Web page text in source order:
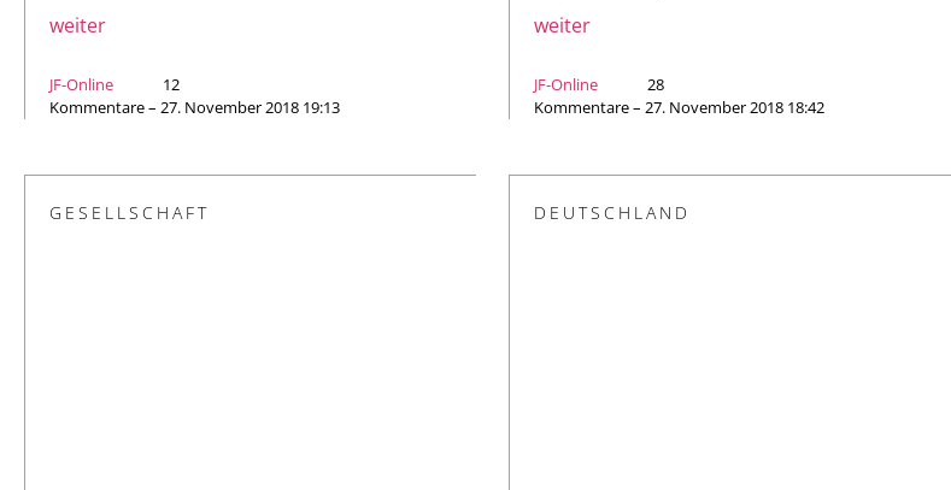
weiter
JF-Online
12
Kommentare – 27. November 2018 19:13
weiter
JF-Online
28
Kommentare – 27. November 2018 18:42
GESELLSCHAFT DEUTSCHLAND